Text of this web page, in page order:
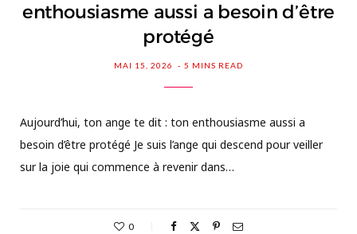
enthousiasme aussi a besoin d’être
protégé
MAI 15, 2026 5 MINS READ
Aujourd’hui, ton ange te dit : ton enthousiasme aussi a
besoin d’être protégé Je suis l’ange qui descend pour veiller
sur la joie qui commence à revenir dans…
0